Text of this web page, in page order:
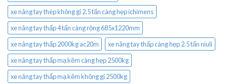
xe nâng tay thép không gỉ 2.5 tấn càng hẹp ichimens
xe nâng tay thấp 4 tấn càng rộng 685x1220mm
xe nâng tay thấp 2000kg ac20m
xe nâng tay thấp càng hẹp 2.5 tấn niuli
xe nâng tay thấp mạ kẽm càng hẹp 2500kg
xe nâng tay thấp mạ kẽm không gỉ 2500kg